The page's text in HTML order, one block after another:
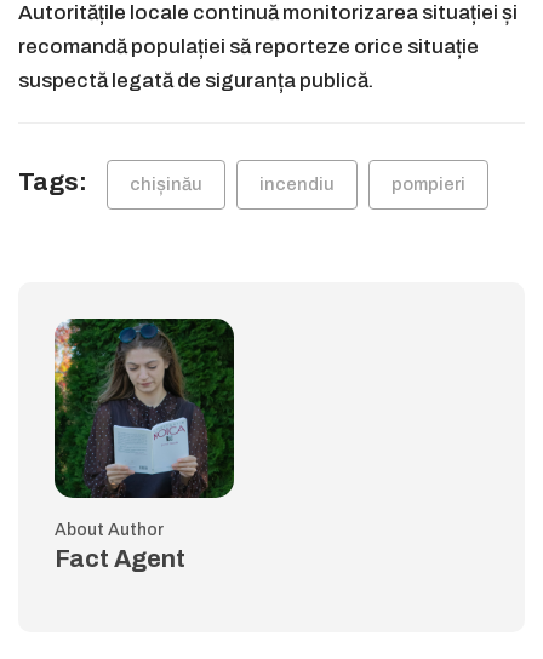
Autoritățile locale continuă monitorizarea situației și
recomandă populației să reporteze orice situație
suspectă legată de siguranța publică.
Tags: chișinău incendiu pompieri
About Author
Fact Agent